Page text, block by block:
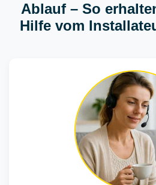
Ablauf – So
Hilfe vom